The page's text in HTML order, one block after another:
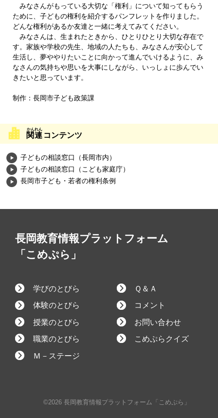
みなさんがもっている大切な「権利」について知ってもらう
ために、子どもの権利を紹介するパンフレットを作りました。
どんな権利があるか友達と一緒に考えてみてください。
みなさんは、生まれたときから、ひとりひとり大切な存在で
す。家族や学校の先生、地域の人たちも、みなさんが安心して
生活し、夢ややりたいことに向かって進んでいけるように、み
なさんの気持ちや思いを大事にしながら、いっしょに歩んでい
きたいと思っています。
制作：長岡市子ども政策課
関連 コンテンツ
子どもの相談窓口（長岡市内）
子どもの相談窓口（こども家庭庁）
長岡市子ども・若者の権利条例
長岡教育情報プラットフォーム
「こめぷら」
学びのとびら
体験のとびら
授業のとびら
職業のとびら
Ｍ－ステージ
Ｑ＆Ａ
コメント
お問い合わせ
こめぷらクイズ
©2026 長岡教育情報プラットフォーム「こめぷら」